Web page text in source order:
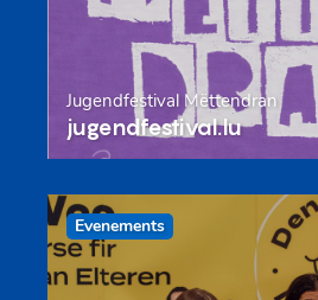
Jugendfestival Mëttendran
jugendfestival.lu
Evenements